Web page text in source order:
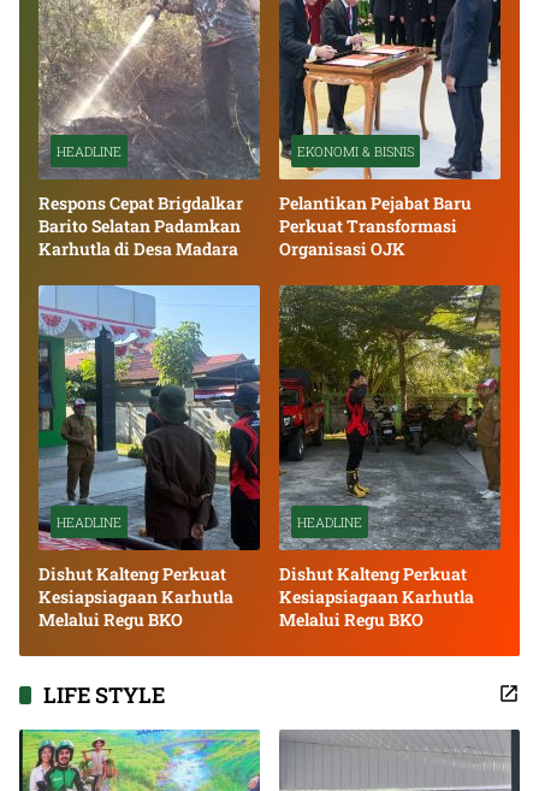
HEADLINE
Respons Cepat Brigdalkar
Barito Selatan Padamkan
Karhutla di Desa Madara
EKONOMI & BISNIS
Pelantikan Pejabat Baru
Perkuat Transformasi
Organisasi OJK
HEADLINE
Dishut Kalteng Perkuat
Kesiapsiagaan Karhutla
Melalui Regu BKO
HEADLINE
Dishut Kalteng Perkuat
Kesiapsiagaan Karhutla
Melalui Regu BKO
LIFE STYLE